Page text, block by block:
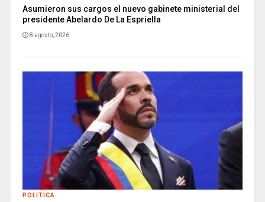
Asumieron sus cargos el nuevo gabinete ministerial del
presidente Abelardo De La Espriella
8 agosto, 2026
POLITICA